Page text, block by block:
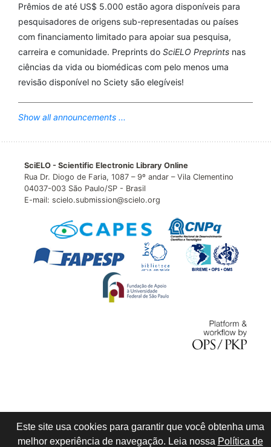
Prêmios de até US$ 5.000 estão agora disponíveis para
pesquisadores de origens sub-representadas ou países
com financiamento limitado para apoiar sua pesquisa,
carreira e comunidade. Preprints do SciELO Preprints nas
ciências da vida ou biomédicas com pelo menos uma
revisão disponível no Sciety são elegíveis!
Show all announcements ...
SciELO - Scientific Electronic Library Online
Rua Dr. Diogo de Faria, 1087 – 9º andar – Vila Clementino
04037-003 São Paulo/SP - Brasil
E-mail: scielo.submission@scielo.org
Este site usa cookies para garantir que você obtenha uma
melhor experiência de navegação. Leia nossa Política de